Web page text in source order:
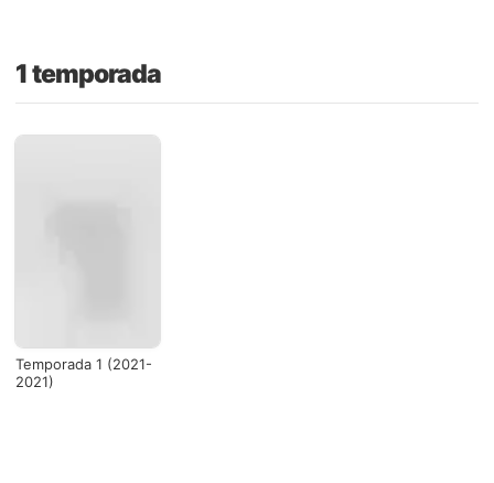
1 temporada
Temporada 1 (2021-
2021)